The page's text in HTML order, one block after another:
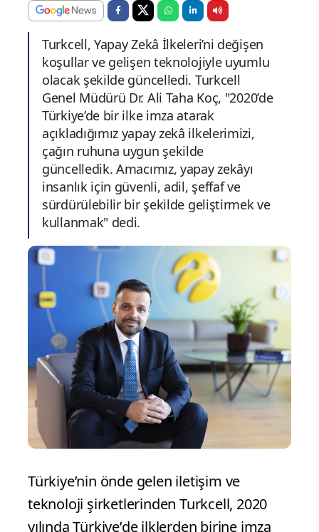
Turkcell, Yapay Zekâ İlkeleri’ni değişen
koşullar ve gelişen teknolojiyle uyumlu
olacak şekilde güncelledi. Turkcell
Genel Müdürü Dr. Ali Taha Koç, "2020’de
Türkiye’de bir ilke imza atarak
açıkladığımız yapay zekâ ilkelerimizi,
çağın ruhuna uygun şekilde
güncelledik. Amacımız, yapay zekâyı
insanlık için güvenli, adil, şeffaf ve
sürdürülebilir bir şekilde geliştirmek ve
kullanmak" dedi.
Türkiye’nin önde gelen iletişim ve
teknoloji şirketlerinden Turkcell, 2020
yılında Türkiye’de ilklerden birine imza